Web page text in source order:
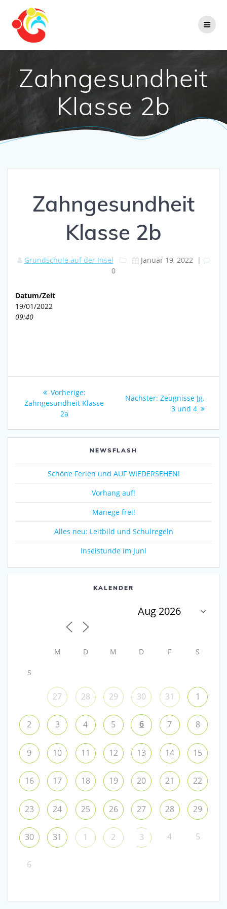
Zahngesundheit
Klasse 2b
Zahngesundheit
Klasse 2b
Grundschule auf der Insel Januar 19, 2022|
0
Datum/Zeit
19/01/2022
09:40
Beitragsnavigation
Vorherige:Vorheriger
Beitrag:
Zahngesundheit Klasse
2a
Nächster: Nächster
Beitrag:
Zeugnisse Jg.
3 und 4
NEWSFLASH
Schöne Ferien und AUF WIEDERSEHEN!
Vorhang auf!
Manege frei!
Alles neu: Leitbild und Schulregeln
Inselstunde im Juni
KALENDER
M D M D F S
S
27 28 29 30 31 1
2 3 4 5 6 7 8
9 10 11 12 13 14 15
16 17 18 19 20 21 22
23 24 25 26 27 28 29
30 31 1 2 3 4 5
6